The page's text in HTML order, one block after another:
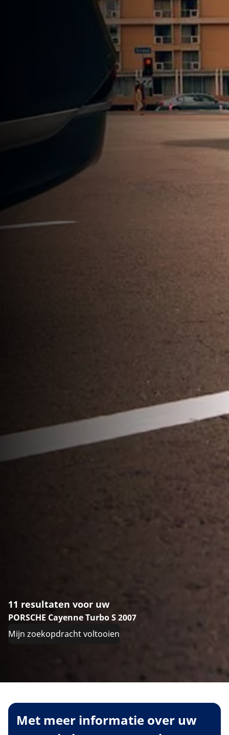
11 resultaten voor uw
PORSCHE Cayenne Turbo S 2007
Mijn zoekopdracht voltooien
Met meer informatie over uw